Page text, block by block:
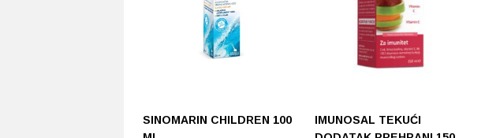
SINOMARIN CHILDREN 100
IMUNOSAL TEKUĆI